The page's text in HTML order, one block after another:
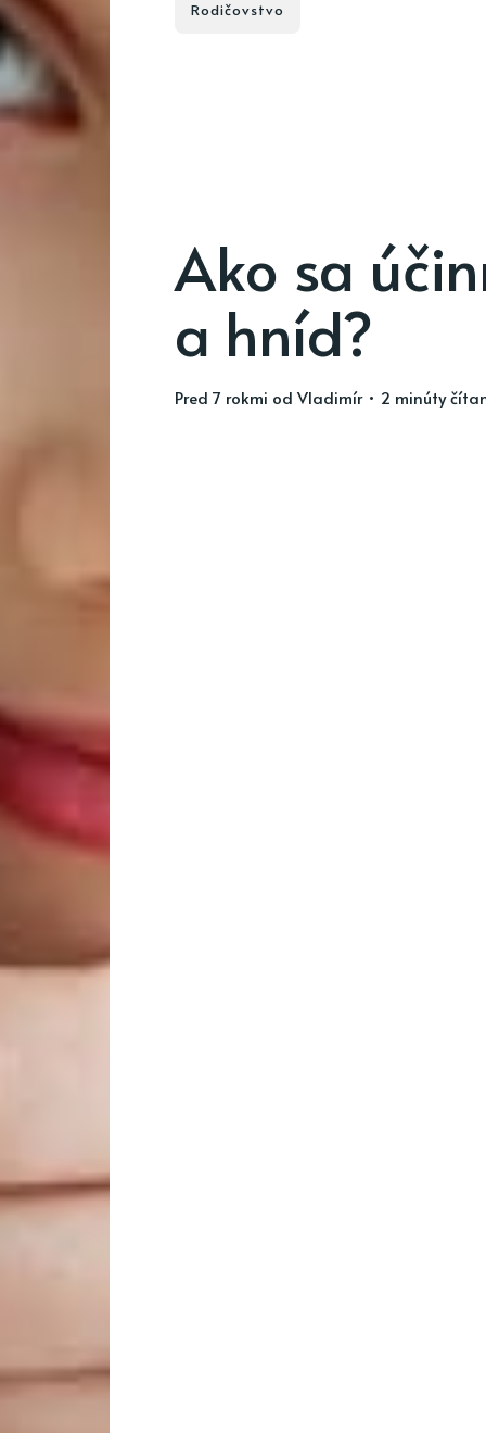
Rodičovstvo
Ako sa
a hníd?
pred 7 rokmi od Vladimír• 2 minúty